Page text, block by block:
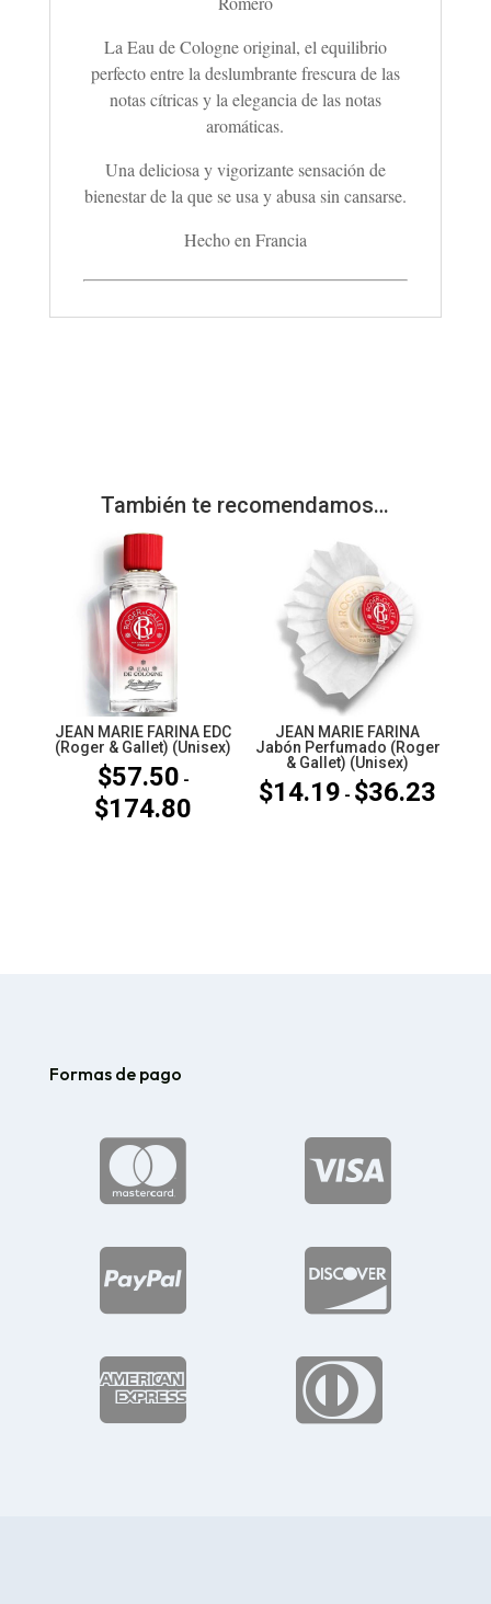
La Eau de Cologne original, el equilibrio
perfecto entre la deslumbrante frescura de las
notas cítricas y la elegancia de las notas
aromáticas.
Una deliciosa y vigorizante sensación de
bienestar de la que se usa y abusa sin cansarse.
Hecho en Francia
También te recomendamos…
JEAN MARIE FARINA EDC
(Roger & Gallet) (Unisex)
$57.50 -
$174.80
JEAN MARIE FARINA
Jabón Perfumado (Roger
& Gallet) (Unisex)
$14.19 - $36.23
Formas de pago





